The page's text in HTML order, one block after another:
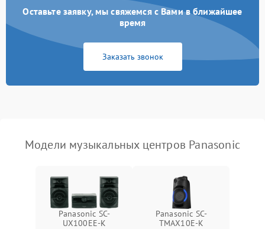
Оставьте заявку, мы свяжемся с Вами в ближайшее
время
Заказать звонок
Модели музыкальных центров Panasonic
Panasonic SC-
UX100EE-K
Panasonic SC-
TMAX10E-K